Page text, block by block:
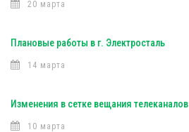
20 марта
Плановые работы в г. Электросталь
14 марта
Изменения в сетке вещания телеканалов
10 марта